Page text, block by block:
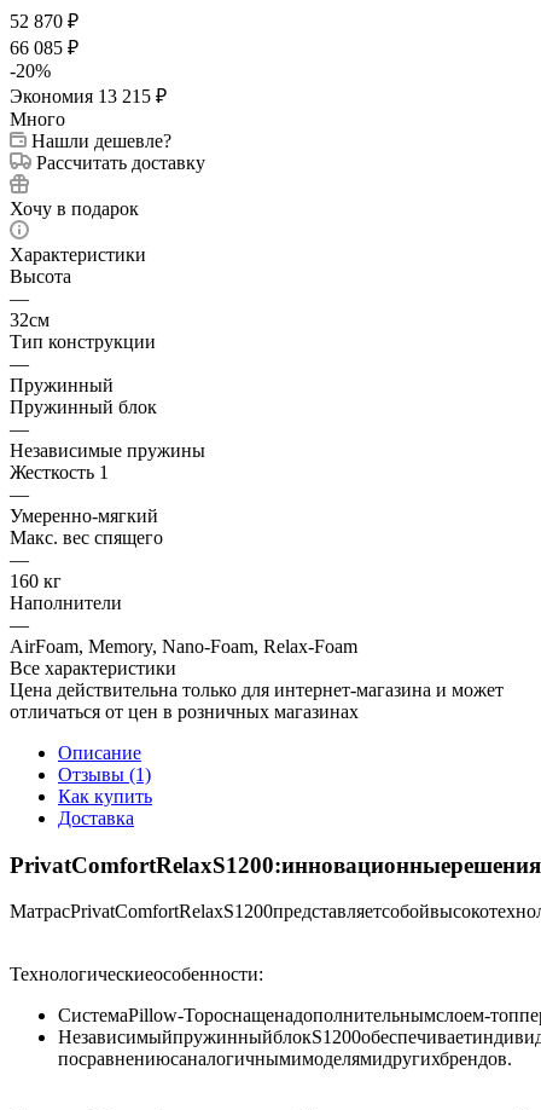
52 870 ₽
66 085 ₽
-20%
Экономия 13 215 ₽
Много
Нашли дешевле?
Рассчитать доставку
Хочу в подарок
Характеристики
Высота
—
32см
Тип конструкции
—
Пружинный
Пружинный блок
—
Независимые пружины
Жесткость 1
—
Умеренно-мягкий
Макс. вес спящего
—
160 кг
Наполнители
—
AirFoam, Memory, Nano-Foam, Relax-Foam
Все характеристики
Цена действительна только для интернет-магазина и может
отличаться от цен в розничных магазинах
Описание
Отзывы (1)
Как купить
Доставка
Технологическиеособенности:
посравнениюсаналогичнымимоделямидругихбрендов.